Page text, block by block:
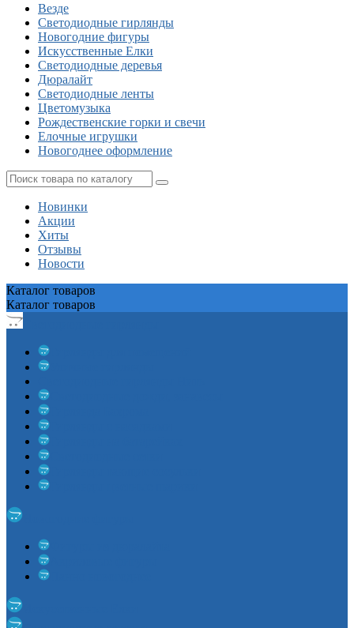
Везде
Светодиодные гирлянды
Новогодние фигуры
Искусственные Елки
Светодиодные деревья
Дюралайт
Cветодиодные ленты
Цветомузыка
Рождественские горки и свечи
Елочные игрушки
Новогоднее оформление
Новинки
Акции
Хиты
Отзывы
Новости
Каталог товаров
Каталог товаров